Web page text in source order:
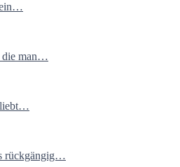
die man…
liebt…
rückgängig…